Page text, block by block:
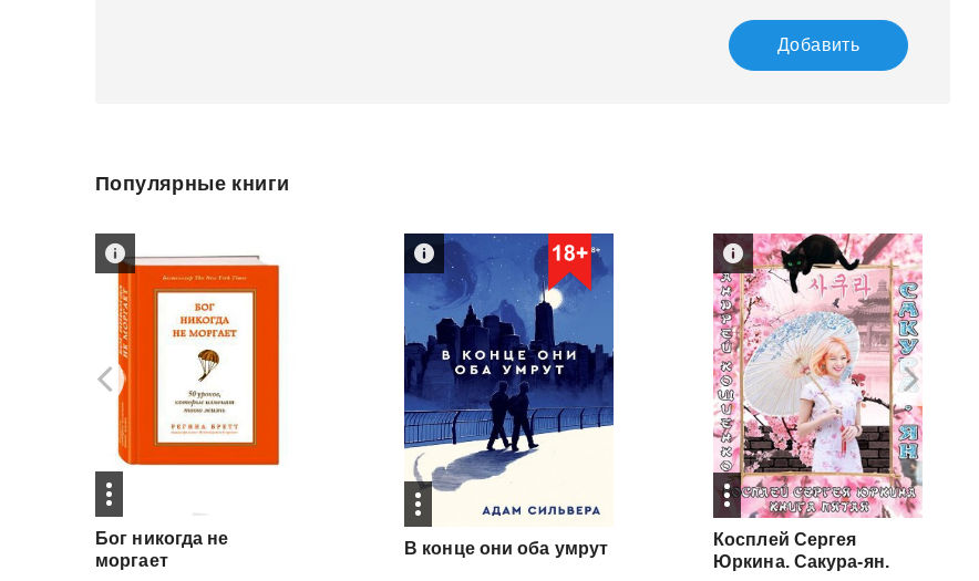
Добавить
Популярные книги
Бог никогда не
моргает
В конце они оба умрут
Косплей Сергея
Юркина. Сакура-ян.